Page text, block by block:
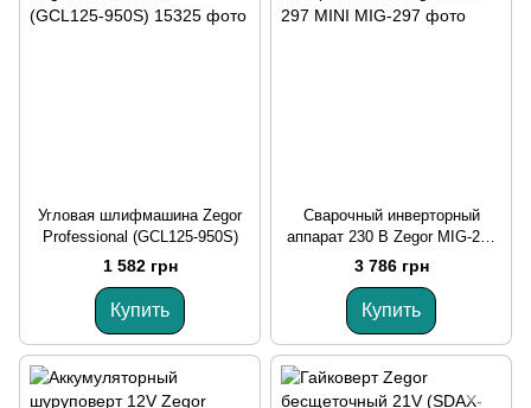
Угловая шлифмашина Zegor
Professional (GCL125-950S)
1 582 грн
Купить
Сварочный инверторный
аппарат 230 В Zegor MIG-297
MINI
3 786 грн
Купить